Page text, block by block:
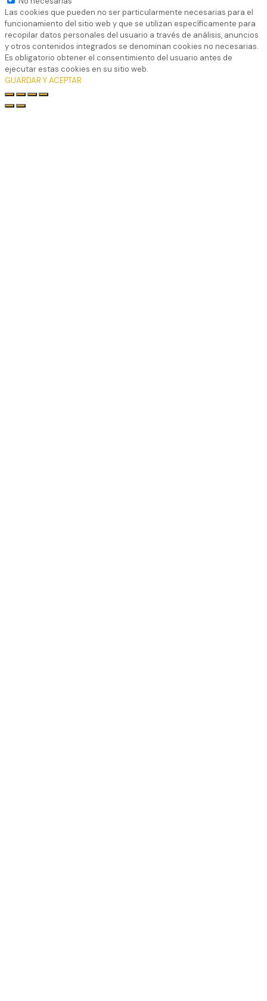
Las cookies que pueden no ser particularmente necesarias para el
funcionamiento del sitio web y que se utilizan específicamente para
recopilar datos personales del usuario a través de análisis, anuncios
y otros contenidos integrados se denominan cookies no necesarias.
Es obligatorio obtener el consentimiento del usuario antes de
ejecutar estas cookies en su sitio web.
GUARDAR Y ACEPTAR